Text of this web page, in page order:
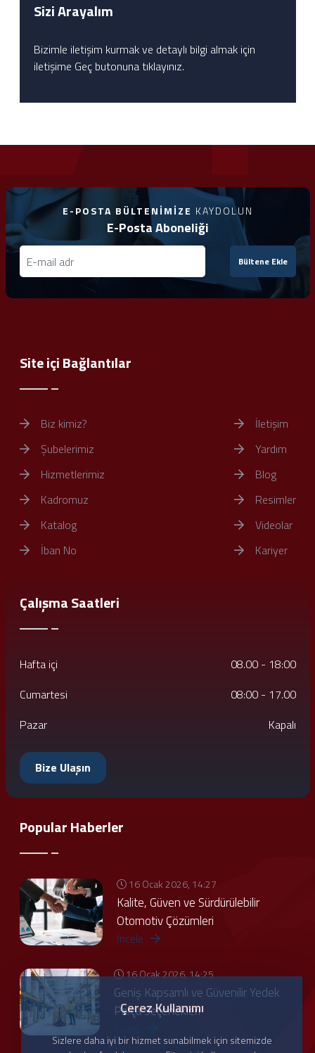
Sizi Arayalım
Bizimle iletişim kurmak ve detaylı bilgi almak için
iletişime Geç butonuna tıklayınız.
E-POSTA BÜLTENIMIZE KAYDOLUN
E-Posta Aboneliği
Bültene Ekle
Site içi Bağlantılar
Biz kimiz?
Şubelerimiz
Hizmetlerimiz
Kadromuz
Katalog
İban No
İletişim
Yardım
Blog
Resimler
Videolar
Kariyer
Çalışma Saatleri
Hafta içi
08.00 - 18:00
Cumartesi
08:00 - 17.00
Pazar
Kapalı
Bize Ulaşın
Popular Haberler
16 Ocak 2026, 14:27
Kalite, Güven ve Sürdürülebilir
Otomotiv Çözümleri
İncele
16 Ocak 2026, 14:25
Geniş Kapsamlı ve Güvenilir Yedek
Parça Seçenekleri
Çerez Kullanımı
Sizlere daha iyi bir hizmet sunabilmek için sitemizde